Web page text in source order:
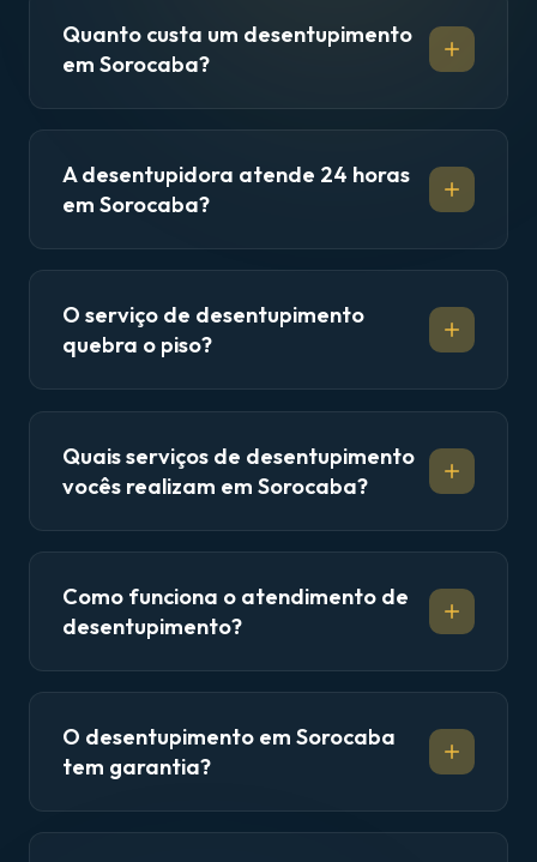
Quanto custa um desentupimento
em Sorocaba?
A desentupidora atende 24 horas
em Sorocaba?
O serviço de desentupimento
quebra o piso?
Quais serviços de desentupimento
vocês realizam em Sorocaba?
Como funciona o atendimento de
desentupimento?
O desentupimento em Sorocaba
tem garantia?